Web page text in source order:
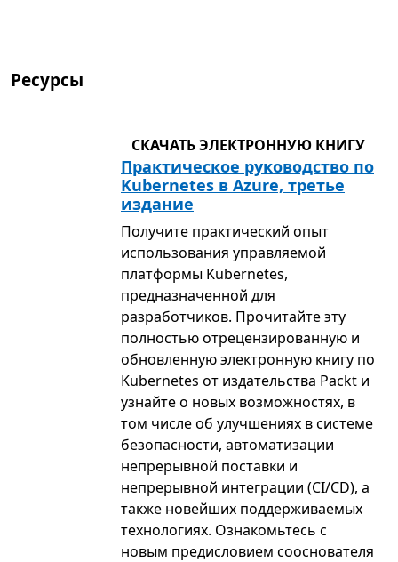
Ресурсы
СКАЧАТЬ ЭЛЕКТРОННУЮ КНИГУ
Практическое руководство по
Kubernetes в Azure, третье
издание
Получите практический опыт
использования управляемой
платформы Kubernetes,
предназначенной для
разработчиков. Прочитайте эту
полностью отрецензированную и
обновленную электронную книгу по
Kubernetes от издательства Packt и
узнайте о новых возможностях, в
том числе об улучшениях в системе
безопасности, автоматизации
непрерывной поставки и
непрерывной интеграции (CI/CD), а
также новейших поддерживаемых
технологиях. Ознакомьтесь с
новым предисловием сооснователя